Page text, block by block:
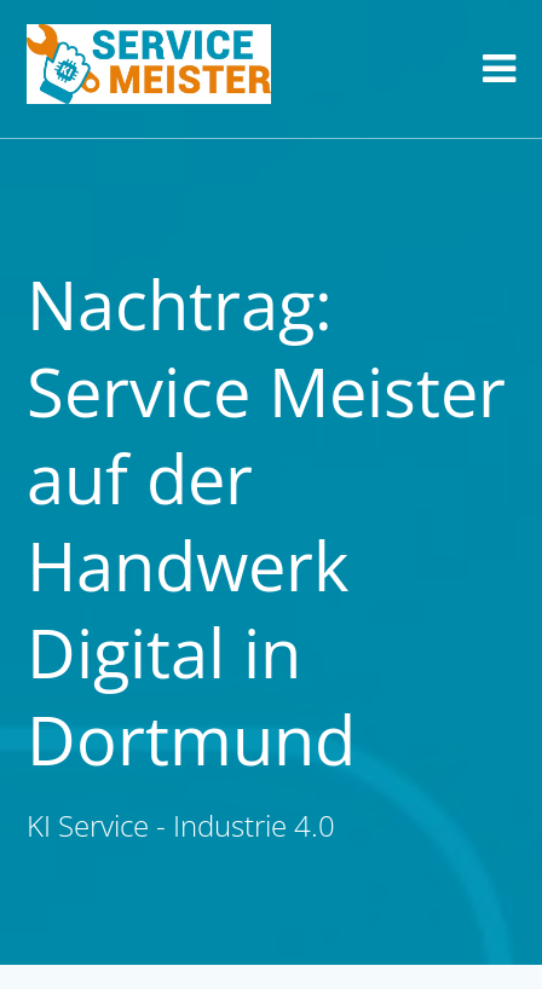
Nachtrag:
Service Meister
auf der
Handwerk
Digital in
Dortmund
KI Service - Industrie 4.0